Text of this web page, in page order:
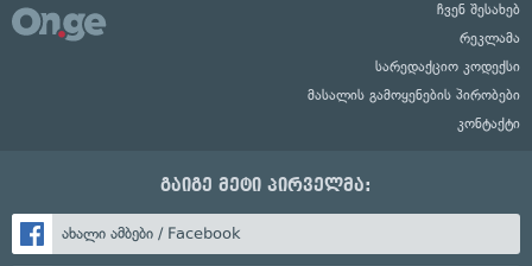
ჩვენ შესახებ
რეკლამა
სარედაქციო კოდექსი
მასალის გამოყენების პირობები
კონტაქტი
გაიგე მეტი პირველმა:
ახალი ამბები / Facebook